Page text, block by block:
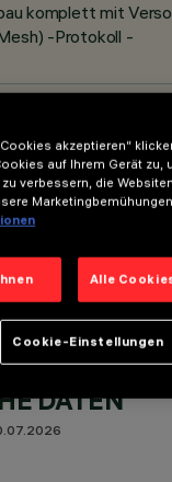
komplett mit
-Protokoll -
DATEN
akzeptieren“
auf Ihrem Gerät zu,
verbessern, die
Alle
Cookie-Einstellungen